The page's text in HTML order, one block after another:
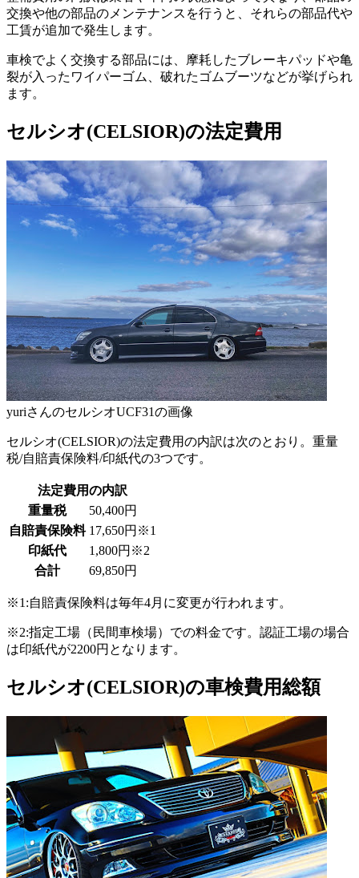
交換や他の部品のメンテナンスを行うと、それらの部品代や
工賃が追加で発生します。
車検でよく交換する部品には、摩耗したブレーキパッドや亀
裂が入ったワイパーゴム、破れたゴムブーツなどが挙げられ
ます。
セルシオ(CELSIOR)の法定費用
yuriさんのセルシオUCF31の画像
セルシオ(CELSIOR)の法定費用の内訳は次のとおり。重量
税/自賠責保険料/印紙代の3つです。
法定費用の内訳
重量税
50,400円
自賠責保険料 17,650円※1
印紙代
1,800円※2
合計
69,850円
※1:自賠責保険料は毎年4月に変更が行われます。
※2:指定工場（民間車検場）での料金です。認証工場の場合
は印紙代が2200円となります。
セルシオ(CELSIOR)の車検費用総額